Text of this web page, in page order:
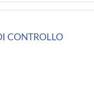
CONTROLLO